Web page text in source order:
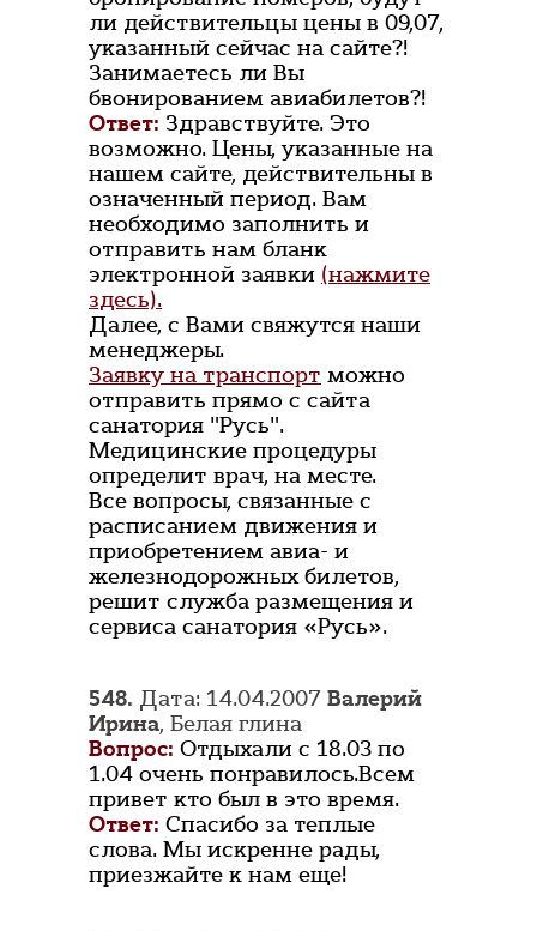
ли действительцы цены в 09,07,
указанный сейчас на сайте?!
Занимаетесь ли Вы
бвонированием авиабилетов?!
Ответ: Здравствуйте. Это
возможно. Цены, указанные на
нашем сайте, действительны в
означенный период. Вам
необходимо заполнить и
отправить нам бланк
электронной заявки (нажмите
здесь).
Далее, с Вами свяжутся наши
менеджеры.
Заявку на транспорт можно
отправить прямо с сайта
санатория "Русь".
Медицинские процедуры
определит врач, на месте.
Все вопросы, связанные с
расписанием движения и
приобретением авиа- и
железнодорожных билетов,
решит служба размещения и
сервиса санатория «Русь».
548. Дата: 14.04.2007 Валерий
Ирина, Белая глина
Вопрос: Отдыхали с 18.03 по
1.04 очень понравилось.Всем
привет кто был в это время.
Ответ: Спасибо за теплые
слова. Мы искренне рады,
приезжайте к нам еще!